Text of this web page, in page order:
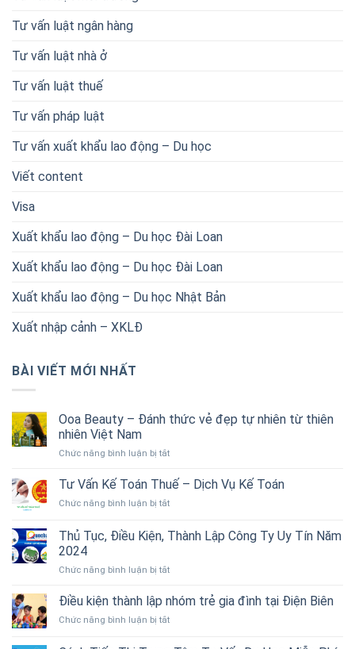
Tư vấn luật ngân hàng
Tư vấn luật nhà ở
Tư vấn luật thuế
Tư vấn pháp luật
Tư vấn xuất khẩu lao động – Du học
Viết content
Visa
Xuất khẩu lao động – Du học Đài Loan
Xuất khẩu lao động – Du học Đài Loan
Xuất khẩu lao động – Du học Nhật Bản
Xuất nhập cảnh – XKLĐ
BÀI VIẾT MỚI NHẤT
Ooa Beauty – Đánh thức vẻ đẹp tự nhiên từ thiên
nhiên Việt Nam
Chức năng bình luận bị tắtở
Beauty
Đánh
vẻ
nhiên
thiên
Tư Vấn Kế Toán Thuế – Dịch Vụ Kế Toán
Chức năng bình luận bị tắtở
Vấn
Kế
Thuế
Dịch
Kế
Thủ Tục, Điều Kiện, Thành Lập Công Ty Uy Tín Năm
2024
Chức năng bình luận bị tắtở
Tục,
Kiện,
Điều kiện thành lập nhóm trẻ gia đình tại Điện Biên
Chức năng bình luận bị tắtở
kiện